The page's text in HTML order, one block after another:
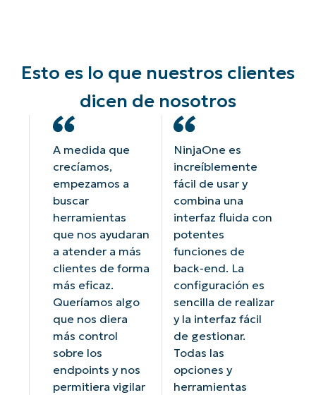
Esto es lo que nuestros clientes
dicen de nosotros
A medida que
crecíamos,
empezamos a
buscar
herramientas
que nos ayudaran
a atender a más
clientes de forma
más eficaz.
Queríamos algo
que nos diera
más control
sobre los
endpoints y nos
permitiera vigilar
NinjaOne es
increíblemente
fácil de usar y
combina una
interfaz fluida con
potentes
funciones de
back-end. La
configuración es
sencilla de realizar
y la interfaz fácil
de gestionar.
Todas las
opciones y
herramientas